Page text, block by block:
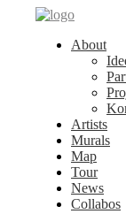
About
Artists
Murals
Map
Tour
News
Collabos